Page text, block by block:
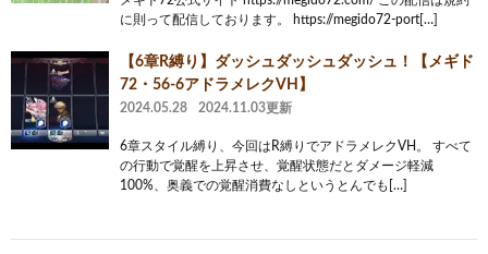
に則って配信しております。 https://megido72-port[…]
【6章R縛り】ダッシュダッシュダッシュ！【メギド
72・56-6アドラメレクVH】
2024.05.28 2024.11.03更新
6章スタイル縛り、今回はR縛りでアドラメレクVH。 すべて
の行動で覚醒を上昇させ、覚醒状態だとダメージ軽減
100%、奥義での覚醒消費なしというとんでも[…]